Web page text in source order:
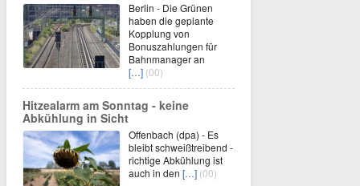
Berlin - Die Grünen
haben die geplante
Kopplung von
Bonuszahlungen für
Bahnmanager an
[…] (00)
Hitzealarm am Sonntag - keine
Abkühlung in Sicht
Offenbach (dpa) - Es
bleibt schweißtreibend -
richtige Abkühlung ist
auch in den […] (00)